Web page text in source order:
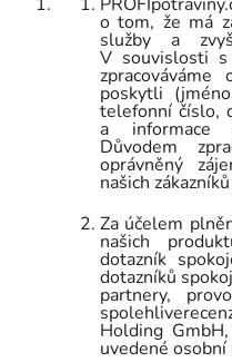
o tom, že má
služby a
V souvislosti
poskytli
telefonní číslo,
a
Důvodem
oprávněný
našich
Za účelem
našich
dotazník
dotazníků
partnery,
Holding
uvedené